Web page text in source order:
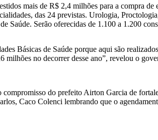
mais de R$ 2,4 milhões para a compra
das 24 previstas. Urologia,
Saúde. Serão oferecidas de 1.100 a 1.200
Básicas de Saúde porque aqui são
no decorrer desse ano”, revelou o
do prefeito Airton Garcia de
Caco Colenci lembrando que o